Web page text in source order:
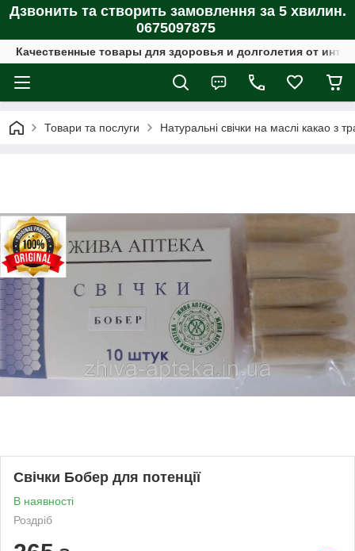
Дзвонить та створить замовлення за 5 хвилин.
0675097875
Качественные товары для здоровья и долголетия от
Товари та послуги Натуральні свічки на маслі какао з
Свічки Бобер для потенції
В наявності
Роздріб